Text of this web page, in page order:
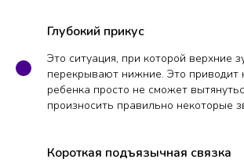
Глубокий прикус
Это ситуация, при которой верхние
перекрывают нижние. Это приводит
ребенка просто не сможет
произносить правильно некоторые
Короткая подъязычная связка